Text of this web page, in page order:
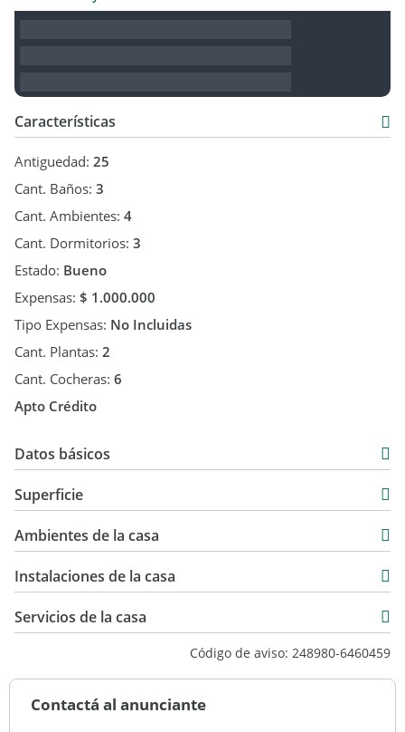
Características
Antiguedad: 25
Cant. Baños: 3
Cant. Ambientes: 4
Cant. Dormitorios: 3
Estado: Bueno
Expensas: $ 1.000.000
Tipo Expensas: No Incluidas
Cant. Plantas: 2
Cant. Cocheras: 6
Apto Crédito
Datos básicos
Venta
USD 345.000
Superficie
1.315 m2
266 m2
Ambientes de la casa
Instalaciones de la casa
Servicios de la casa
Código de aviso: 248980-6460459
Contactá al anunciante